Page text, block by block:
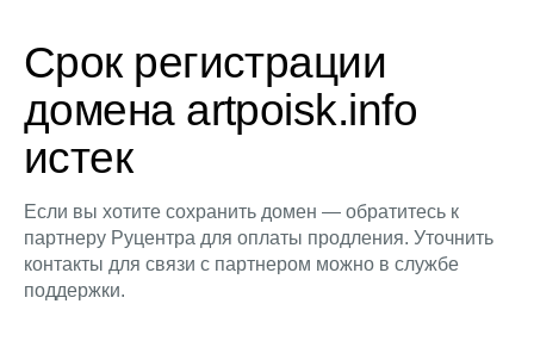
Срок регистрации
домена artpoisk.info
истек
Если вы хотите сохранить домен — обратитесь к
партнеру Руцентра для оплаты продления. Уточнить
контакты для связи с партнером можно в службе
поддержки.